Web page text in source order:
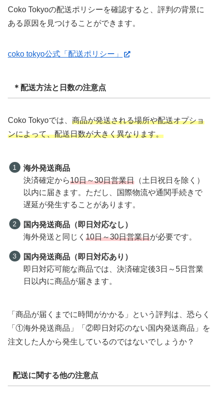
Coko Tokyoの配送ポリシーを確認すると、評判の背景に
ある原因を見つけることができます。
coko tokyo公式「配送ポリシー」
＊配送方法と日数の注意点
Coko Tokyoでは、 商品が発送される場所や配送オプショ
ンによって、配送日数が大きく異なります。
海外発送商品
決済確定から10日～30日営業日（土日祝日を除く）
以内に届きます。ただし、国際物流や通関手続きで
遅延が発生することがあります。
国内発送商品（即日対応なし）
海外発送と同じく 10日～30日営業日が必要です。
国内発送商品（即日対応あり）
即日対応可能な商品では、決済確定後3日～5日営業
日以内に商品が届きます。
「商品が届くまでに時間がかかる」という評判は、恐らく
「①海外発送商品」「②即日対応のない国内発送商品」を
注文した人から発生しているのではないでしょうか？
配送に関する他の注意点